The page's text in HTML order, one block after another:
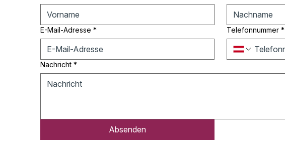
E-Mail-Adresse * Telefonnummer *
Nachricht *
Absenden